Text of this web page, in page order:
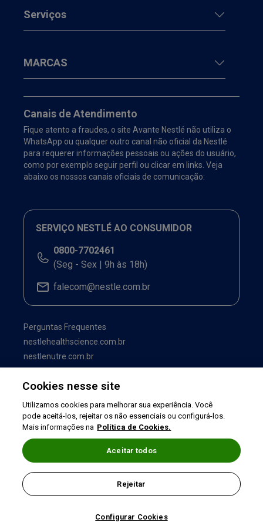
Serviços
MARCAS
Canais de Atendimento
Fique atento a fraudes, o site Avante Nestlé não utiliza o
WhatsApp ou qualquer outro canal não oficial da Nestlé
para requerer informações pessoais ou ações do usuário,
como por exemplo seguir perfil ou clicar em links. Veja
abaixo os nossos canais oficiais de comunicação:
SERVIÇO NESTLÉ AO CONSUMIDOR
0800-7702461
(Seg - Sex | 9h às 18h)
falecom@nestle.com.br
Perguntas Frequentes
nestlehealthscience.com.br
nestlenutre.com.br
Política de Privacidade
©2026 Nestlé Nutrition & Health
Cookies nesse site
Utilizamos cookies para melhorar sua experiência. Você
pode aceitá-los, rejeitar os não essenciais ou configurá-los.
Mais informações na Política de Cookies.
Configurar Cookies
Rejeitar
Aceitar todos